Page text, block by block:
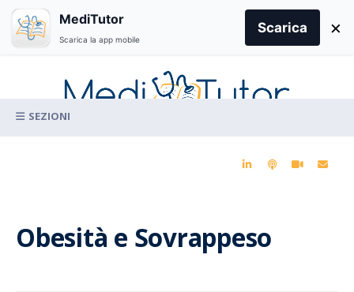
content
Obesità e Sovrappeso
for:
MediTutor
Scarica la app mobile
Scarica ×